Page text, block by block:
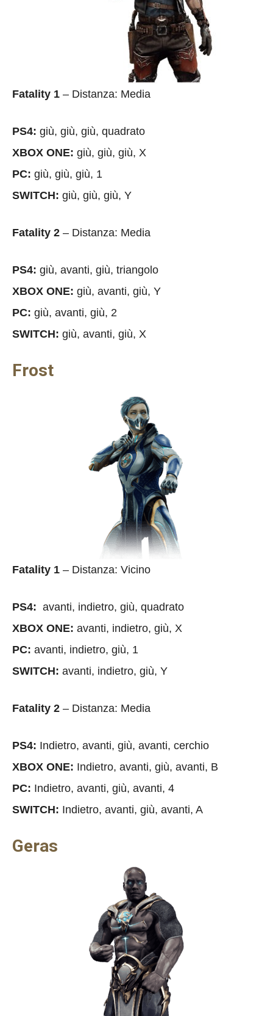
Fatality 1 – Distanza: Media
PS4: giù, giù, giù, quadrato
XBOX ONE: giù, giù, giù, X
PC: giù, giù, giù, 1
SWITCH: giù, giù, giù, Y
Fatality 2 – Distanza: Media
PS4: giù, avanti, giù, triangolo
XBOX ONE: giù, avanti, giù, Y
PC: giù, avanti, giù, 2
SWITCH: giù, avanti, giù, X
Frost
Fatality 1 – Distanza: Vicino
PS4: avanti, indietro, giù, quadrato
XBOX ONE: avanti, indietro, giù, X
PC: avanti, indietro, giù, 1
SWITCH: avanti, indietro, giù, Y
Fatality 2 – Distanza: Media
PS4: Indietro, avanti, giù, avanti, cerchio
XBOX ONE: Indietro, avanti, giù, avanti, B
PC: Indietro, avanti, giù, avanti, 4
SWITCH: Indietro, avanti, giù, avanti, A
Geras